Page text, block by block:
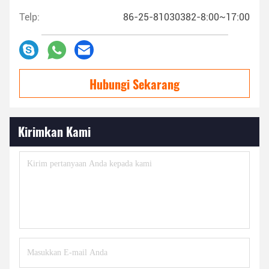
Telp: 86-25-81030382-8:00~17:00
Hubungi Sekarang
Kirimkan Kami